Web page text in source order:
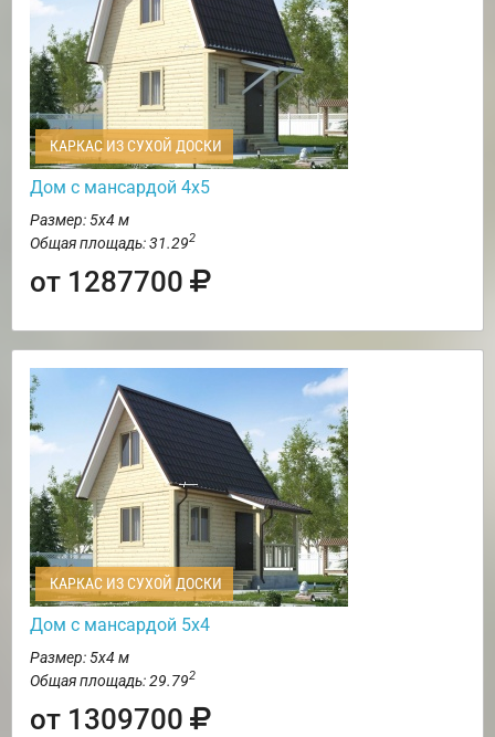
КАРКАС ИЗ СУХОЙ ДОСКИ
Дом с мансардой 4х5
Размер: 5х4 м
Общая площадь: 31.292
от 1287700
КАРКАС ИЗ СУХОЙ ДОСКИ
Дом с мансардой 5х4
Размер: 5х4 м
Общая площадь: 29.792
от 1309700